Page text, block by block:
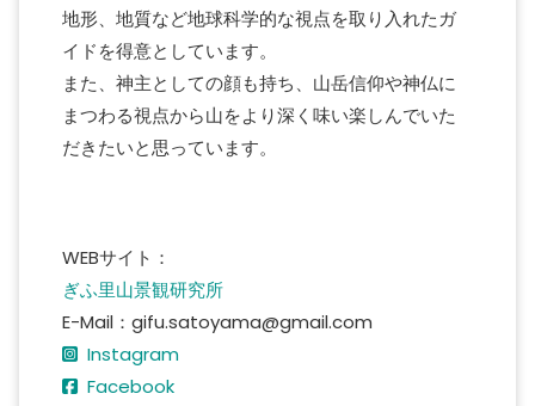
地形、地質など地球科学的な視点を取り入れたガ
イドを得意としています。
また、神主としての顔も持ち、山岳信仰や神仏に
まつわる視点から山をより深く味い楽しんでいた
だきたいと思っています。
WEBサイト：
ぎふ里山景観研究所
E-Mail：gifu.satoyama@gmail.com
Instagram
Facebook